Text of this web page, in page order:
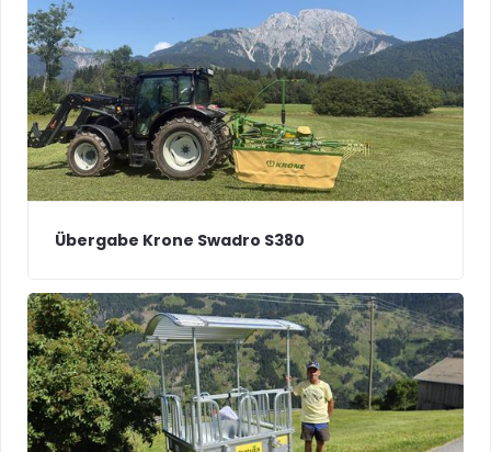
Übergabe Krone Swadro S380